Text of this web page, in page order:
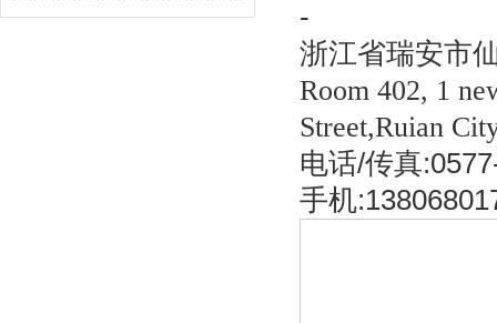
-
浙江省瑞安市
Room 402, 1
Street,Ruian
电话/传真
手机